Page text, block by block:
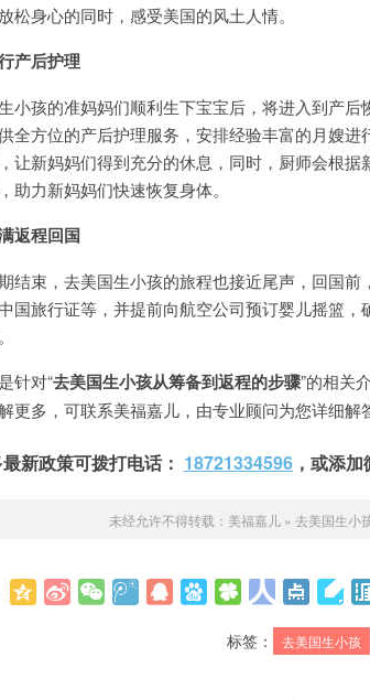
松身心的同时，感受美国的风土人情。
产后护理
孩的准妈妈们顺利生下宝宝后，将进入到产后
全方位的产后护理服务，安排经验丰富的月嫂
让新妈妈们得到充分的休息，同时，厨师会根
助力新妈妈们快速恢复身体。
返程回国
束，去美国生小孩的旅程也接近尾声，回国前
国旅行证等，并提前向航空公司预订婴儿摇篮
对“去美国生小孩从筹备到返程的步骤”的相关
更多，可联系美福嘉儿，由专业顾问为您详细解
新政策可拨打电话： 18721334596 ，或添加
未经允许不得转载： 美福嘉儿» 去美国生小
标签： 去美国生小孩